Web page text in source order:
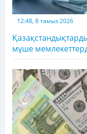
12:48, 8 тамыз 2026
мүше